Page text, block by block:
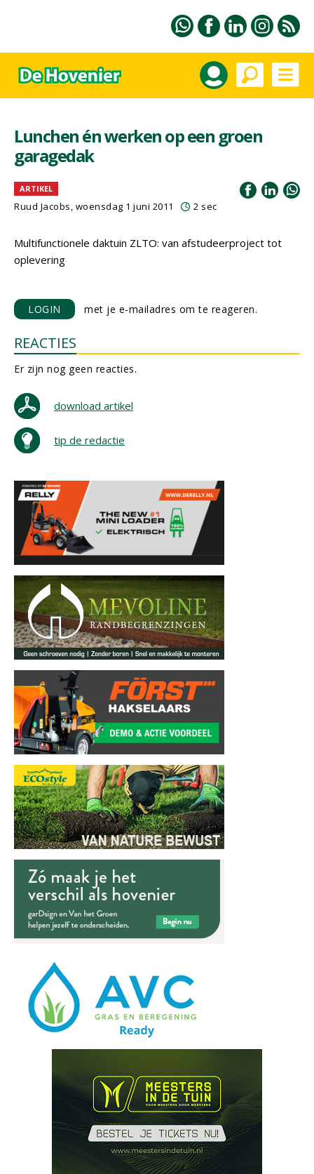
Lunchen én werken op een groen
garagedak
ARTIKEL
Ruud Jacobs, woensdag 1 juni 2011 2 sec
Multifunctionele daktuin ZLTO: van afstudeerproject tot
oplevering
LOGIN met je e-mailadres om te reageren.
REACTIES
Er zijn nog geen reacties.
download artikel
tip de redactie